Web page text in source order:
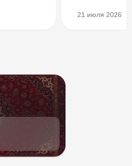
21 июля 2026